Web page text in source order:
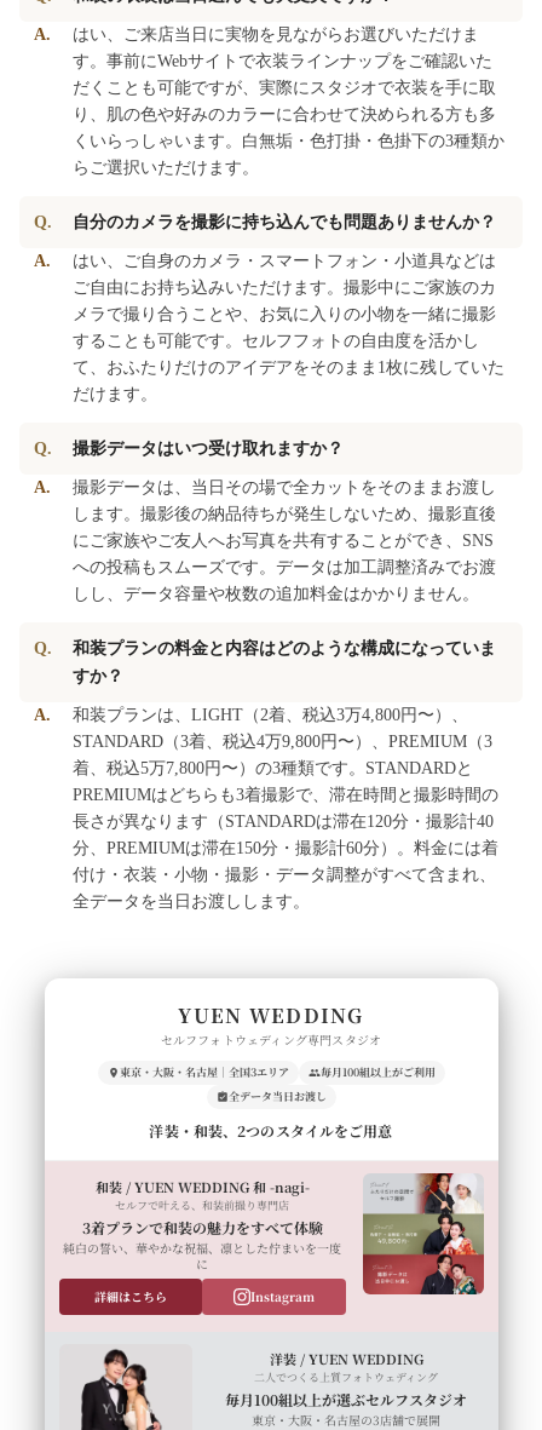
A.
はい、ご来店当日に実物を見ながらお選びいただけま
す。事前にWebサイトで衣装ラインナップをご確認いた
だくことも可能ですが、実際にスタジオで衣装を手に取
り、肌の色や好みのカラーに合わせて決められる方も多
くいらっしゃいます。白無垢・色打掛・色掛下の3種類か
らご選択いただけます。
Q. 自分のカメラを撮影に持ち込んでも問題ありませんか？
A.
はい、ご自身のカメラ・スマートフォン・小道具などは
ご自由にお持ち込みいただけます。撮影中にご家族のカ
メラで撮り合うことや、お気に入りの小物を一緒に撮影
することも可能です。セルフフォトの自由度を活かし
て、おふたりだけのアイデアをそのまま1枚に残していた
だけます。
Q. 撮影データはいつ受け取れますか？
A.
撮影データは、当日その場で全カットをそのままお渡し
します。撮影後の納品待ちが発生しないため、撮影直後
にご家族やご友人へお写真を共有することができ、SNS
への投稿もスムーズです。データは加工調整済みでお渡
しし、データ容量や枚数の追加料金はかかりません。
Q.
和装プランの料金と内容はどのような構成になっていま
すか？
A.
和装プランは、LIGHT（2着、税込3万4,800円〜）、
STANDARD（3着、税込4万9,800円〜）、PREMIUM（3
着、税込5万7,800円〜）の3種類です。STANDARDと
PREMIUMはどちらも3着撮影で、滞在時間と撮影時間の
長さが異なります（STANDARDは滞在120分・撮影計40
分、PREMIUMは滞在150分・撮影計60分）。料金には着
付け・衣装・小物・撮影・データ調整がすべて含まれ、
全データを当日お渡しします。
YUEN WEDDING
セルフフォトウェディング専門スタジオ
東京・大阪・名古屋｜全国3エリア
毎月100組以上がご利用
全データ当日お渡し
洋装・和装、2つのスタイルをご用意
和装 / YUEN WEDDING 和 -nagi-
セルフで叶える、和装前撮り専門店
3着プランで和装の魅力をすべて体験
純白の誓い、華やかな祝福、凛とした佇まいを一度
に
詳細はこちら
Instagram
洋装 / YUEN WEDDING
二人でつくる上質フォトウェディング
毎月100組以上が選ぶセルフスタジオ
東京・大阪・名古屋の3店舗で展開